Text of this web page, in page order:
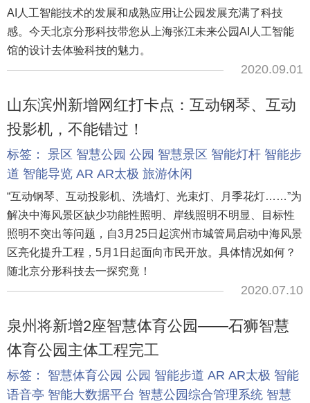
AI人工智能技术的发展和成熟应用让公园发展充满了科技
感。今天北京分形科技带您从上海张江未来公园AI人工智能
馆的设计去体验科技的魅力。
2020.09.01
山东滨州新增网红打卡点：互动钢琴、互动
投影机，不能错过！
标签： 景区 智慧公园 公园 智慧景区 智能灯杆 智能步
道 智能导览 AR AR太极 旅游休闲
“互动钢琴、互动投影机、洗墙灯、光束灯、月季花灯……”为
解决中海风景区缺少功能性照明、岸线照明不明显、目标性
照明不突出等问题，自3月25日起滨州市城管局启动中海风景
区亮化提升工程，5月1日起面向市民开放。具体情况如何？
随北京分形科技去一探究竟！
2020.07.10
泉州将新增2座智慧体育公园——石狮智慧
体育公园主体工程完工
标签： 智慧体育公园 公园 智能步道 AR AR太极 智能
语音亭 智能大数据平台 智慧公园综合管理系统 智慧